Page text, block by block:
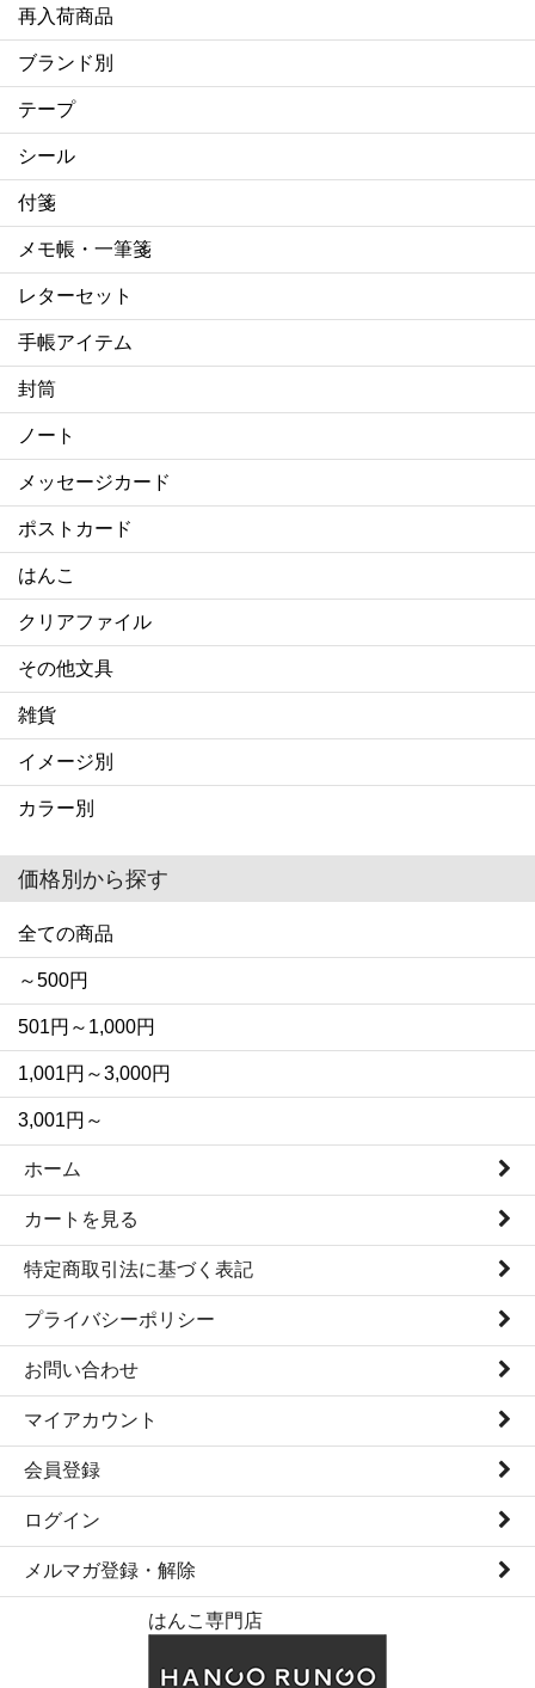
再入荷商品
ブランド別
テープ
シール
付箋
メモ帳・一筆箋
レターセット
手帳アイテム
封筒
ノート
メッセージカード
ポストカード
はんこ
クリアファイル
その他文具
雑貨
イメージ別
カラー別
価格別から探す
全ての商品
～500円
501円～1,000円
1,001円～3,000円
3,001円～
ホーム
カートを見る
特定商取引法に基づく表記
プライバシーポリシー
お問い合わせ
マイアカウント
会員登録
ログイン
メルマガ登録・解除
はんこ専門店